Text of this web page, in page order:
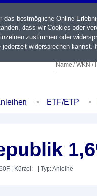
Name / WKN /
ETF/ETP
| Kürzel: - | Typ: Anleihe
das bestmögliche Online-
dass wir Cookies oder
zustimmen oder
widersprechen kannst,